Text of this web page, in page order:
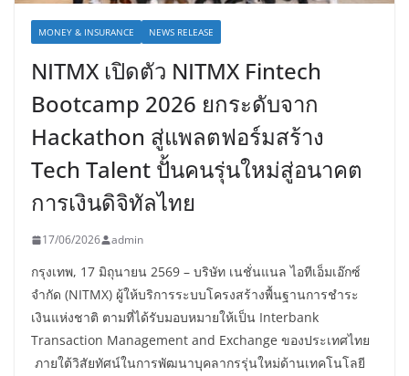
MONEY & INSURANCE NEWS RELEASE
NITMX เปิดตัว NITMX Fintech
Bootcamp 2026 ยกระดับจาก
Hackathon สู่แพลตฟอร์มสร้าง
Tech Talent ปั้นคนรุ่นใหม่สู่อนาคต
การเงินดิจิทัลไทย
17/06/2026 admin
กรุงเทพ, 17 มิถุนายน 2569 – บริษัท เนชั่นแนล ไอทีเอ็มเอ๊กซ์
จำกัด (NITMX) ผู้ให้บริการระบบโครงสร้างพื้นฐานการชำระ
เงินแห่งชาติ ตามที่ได้รับมอบหมายให้เป็น Interbank
Transaction Management and Exchange ของประเทศไทย
ภายใต้วิสัยทัศน์ในการพัฒนาบุคลากรรุ่นใหม่ด้านเทคโนโลยี